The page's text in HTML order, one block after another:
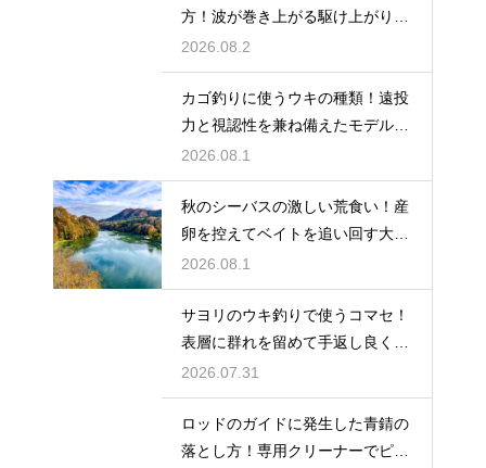
方！波が巻き上がる駆け上がりを
狙う
2026.08.2
カゴ釣りに使うウキの種類！遠投
力と視認性を兼ね備えたモデルの
選び方
2026.08.1
秋のシーバスの激しい荒食い！産
卵を控えてベイトを追い回す大型
を狙い撃つ
2026.08.1
サヨリのウキ釣りで使うコマセ！
表層に群れを留めて手返し良く釣
るコツ
2026.07.31
ロッドのガイドに発生した青錆の
落とし方！専用クリーナーでピカ